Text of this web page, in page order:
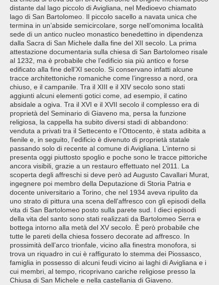
distante dal lago piccolo di Avigliana, nel Medioevo chiamato
lago di San Bartolomeo. Il piccolo sacello a navata unica che
termina in un’abside semicircolare, sorge nell’omonima località
sede di un antico nucleo monastico benedettino in dipendenza
dalla Sacra di San Michele dalla fine del XII secolo. La prima
attestazione documentaria sulla chiesa di San Bartolomeo risale
al 1232, ma è probabile che l’edificio sia più antico e forse
edificato alla fine dell’XI secolo. Si conservano infatti alcune
tracce architettoniche romaniche come l’ingresso a nord, ora
chiuso, e il campanile. Tra il XIII e il XIV secolo sono stati
aggiunti alcuni elementi gotici come, ad esempio, il catino
absidale a ogiva. Tra il XVI e il XVII secolo il complesso era di
proprietà del Seminario di Giaveno ma, persa la funzione
religiosa, la cappella ha subito diversi stadi di abbandono:
venduta a privati tra il Settecento e l’Ottocento, è stata adibita a
fienile e, in seguito, l’edificio è divenuto di proprietà statale
passando solo di recente al comune di Avigliana. L’interno si
presenta oggi piuttosto spoglio e poche sono le tracce pittoriche
ancora visibili, grazie a un restauro effettuato nel 2011. La
scoperta degli affreschi si deve però ad Augusto Cavallari Murat,
ingegnere poi membro della Deputazione di Storia Patria e
docente universitario a Torino, che nel 1934 aveva ripulito da
uno strato di pittura una scena dell’affresco con gli episodi della
vita di San Bartolomeo posto sulla parete sud. I dieci episodi
della vita del santo sono stati realizzati da Bartolomeo Serra e
bottega intorno alla metà del XV secolo. È però probabile che
tutte le pareti della chiesa fossero decorate ad affresco. In
prossimità dell’arco trionfale, vicino alla finestra monofora, si
trova un riquadro in cui è raffigurato lo stemma dei Piossasco,
famiglia in possesso di alcuni feudi vicino ai laghi di Avigliana e i
cui membri, al tempo, ricoprivano cariche religiose presso la
Chiusa di San Michele e nella castellania di Giaveno.